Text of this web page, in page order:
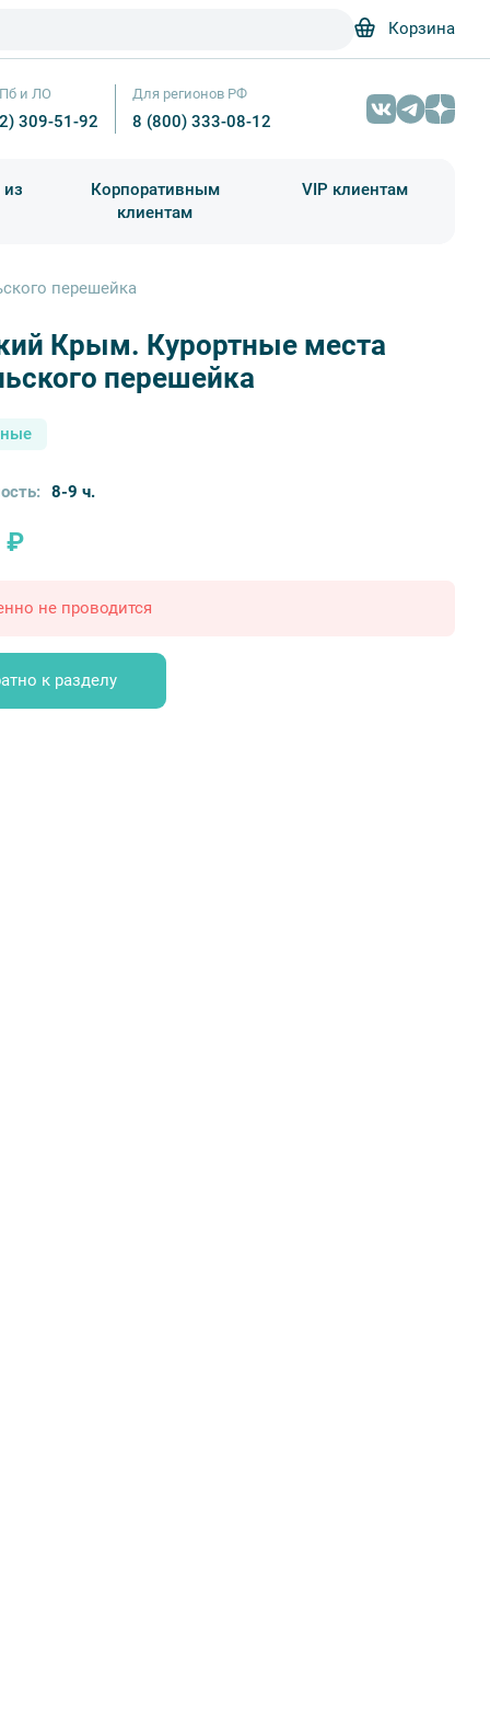
Корзина
и ЛО
309-51-92
Для регионов РФ
8 (800) 333-08-12
Корпоративным
клиентам
VIP клиентам
перешейка
Крым. Курортные места
перешейка
₽
8-9 ч.
не проводится
к разделу